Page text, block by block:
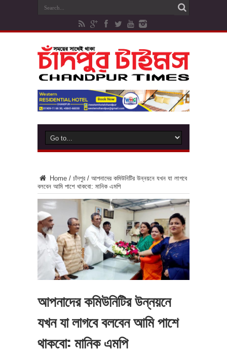
Home / চাঁদপুর / আপনাদের কমিউনিটির উন্নয়নে যখন যা লাগবে
বলবেন আমি পাশে থাকবো: মানিক এমপি
আপনাদের কমিউনিটির উন্নয়নে
যখন যা লাগবে বলবেন আমি পাশে
থাকবো: মানিক এমপি